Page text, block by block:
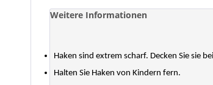
Weitere Informationen
Haken sind extrem scharf. Decken Sie sie
Halten Sie Haken von Kindern fern.